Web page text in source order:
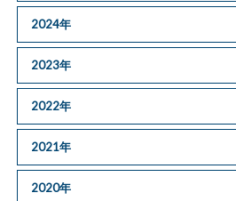
2024年
2023年
2022年
2021年
2020年